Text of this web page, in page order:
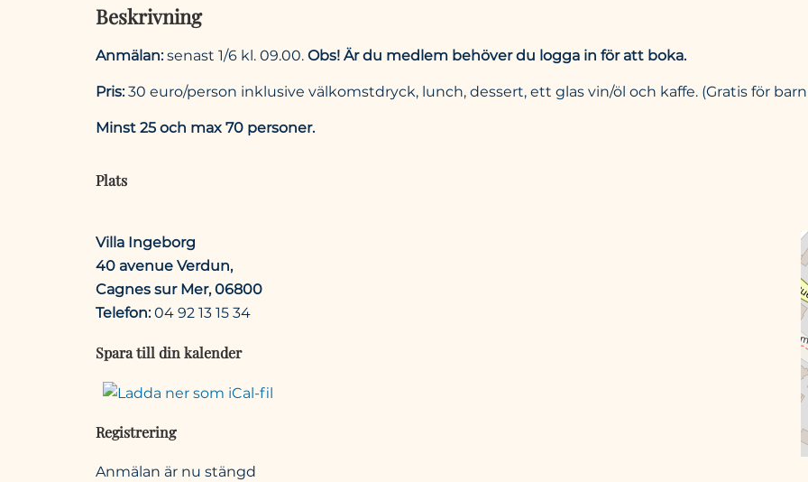
Beskrivning
Anmälan: senast 1/6 kl. 09.00. Obs! Är du medlem behöver du logga in för att boka.
Pris: 30 euro/person inklusive välkomstdryck, lunch, dessert, ett glas vin/öl och kaffe. (Gratis för
Minst 25 och max 70 personer.
Plats
Villa Ingeborg
40 avenue Verdun,
Cagnes sur Mer, 06800
Telefon: 04 92 13 15 34
Spara till din kalender
Registrering
Anmälan är nu stängd